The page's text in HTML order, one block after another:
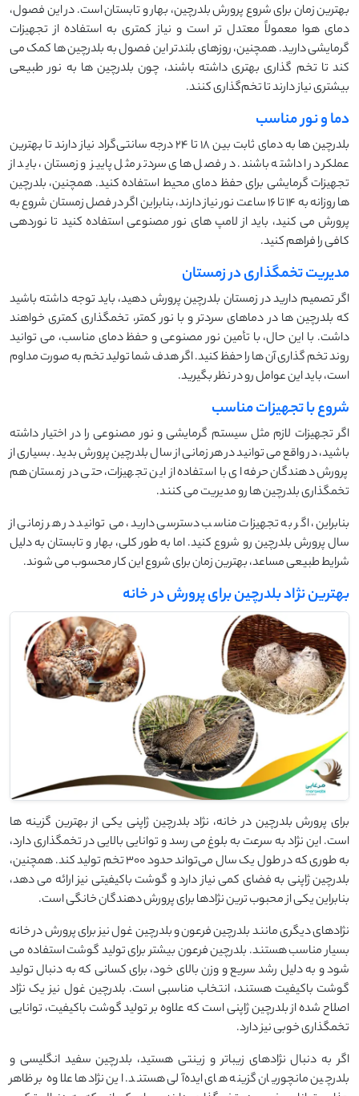
بهترین زمان برای شروع پرورش بلدرچین، بهار و تابستان است. در این فصول،
دمای هوا معمولاً معتدل‌ تر است و نیاز کمتری به استفاده از تجهیزات
گرمایشی دارید. همچنین، روزهای بلندتر این فصول به بلدرچین ‌ها کمک می‌
کند تا تخم ‌گذاری بهتری داشته باشند، چون بلدرچین ‌ها به نور طبیعی
بیشتری نیاز دارند تا تخم‌گذاری کنند.
دما و نور مناسب
بلدرچین‌ ها به دمای ثابت بین 18 تا 24 درجه سانتی‌گراد نیاز دارند تا بهترین
عملکرد را داشته باشند. در فصل ‌های سردتر مثل پاییز و زمستان، باید از
تجهیزات گرمایشی برای حفظ دمای محیط استفاده کنید. همچنین، بلدرچین
‌ها روزانه به 14 تا 16 ساعت نور نیاز دارند، بنابراین اگر در فصل زمستان شروع به
پرورش می ‌کنید، باید از لامپ ‌های نور مصنوعی استفاده کنید تا نوردهی
کافی را فراهم کنید.
مدیریت تخمگذاری در زمستان
اگر تصمیم دارید در زمستان بلدرچین پرورش دهید، باید توجه داشته باشید
که بلدرچین ‌ها در دماهای سردتر و با نور کمتر، تخمگذاری کمتری خواهند
داشت. با این حال، با تأمین نور مصنوعی و حفظ دمای مناسب، می ‌توانید
روند تخم‌ گذاری آن ‌ها را حفظ کنید. اگر هدف شما تولید تخم به صورت مداوم
است، باید این عوامل رو در نظر بگیرید.
شروع با تجهیزات مناسب
اگر تجهیزات لازم مثل سیستم گرمایشی و نور مصنوعی را در اختیار داشته
باشید، در واقع می ‌توانید در هر زمانی از سال بلدرچین پرورش بدید. بسیاری از
پرورش ‌دهندگان حرفه ‌ای با استفاده از این تجهیزات، حتی در زمستان هم
تخمگذاری بلدرچین ‌ها رو مدیریت می ‌کنند.
بنابراین، اگر به تجهیزات مناسب دسترسی دارید، می‌ توانید در هر زمانی از
سال پرورش بلدرچین رو شروع کنید. اما به طور کلی، بهار و تابستان به دلیل
شرایط طبیعی مساعد، بهترین زمان برای شروع این کار محسوب می ‌شوند.
بهترین نژاد بلدرچین برای پرورش در خانه
برای پرورش بلدرچین در خانه، نژاد بلدرچین ژاپنی یکی از بهترین گزینه‌ ها
است. این نژاد به سرعت به بلوغ می ‌رسد و توانایی بالایی در تخمگذاری دارد،
به طوری که در طول یک سال می‌تواند حدود 300 تخم تولید کند. همچنین،
بلدرچین ژاپنی به فضای کمی نیاز دارد و گوشت باکیفیتی نیز ارائه می ‌دهد،
بنابراین یکی از محبوب‌ ترین نژادها برای پرورش ‌دهندگان خانگی است.
نژادهای دیگری مانند بلدرچین فرعون و بلدرچین غول نیز برای پرورش در خانه
بسیار مناسب هستند. بلدرچین فرعون بیشتر برای تولید گوشت استفاده می
‌شود و به دلیل رشد سریع و وزن بالای خود، برای کسانی که به دنبال تولید
گوشت باکیفیت هستند، انتخاب مناسبی است. بلدرچین غول نیز یک نژاد
اصلاح‌ شده از بلدرچین ژاپنی است که علاوه بر تولید گوشت باکیفیت، توانایی
تخمگذاری خوبی نیز دارد.
اگر به دنبال نژادهای زیباتر و زینتی هستید، بلدرچین سفید انگلیسی و
بلدرچین مانچوریان گزینه‌ های ایده‌آلی هستند. این نژادها علاوه بر ظاهر